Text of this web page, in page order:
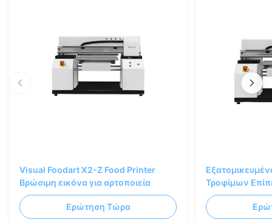
Visual Foodart X2-Z Food Printer
Βρώσιμη εικόνα για αρτοποιεία
Ερώτηση Τώρα
Τροφίμων
Φούρνους με